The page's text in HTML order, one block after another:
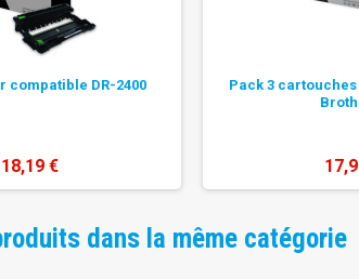
compatible DR-2400
18,19 €
Pack 3
dans la même catégorie